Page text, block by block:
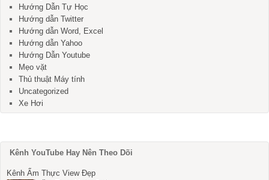
Hướng Dẫn Tự Học
Hướng dẫn Twitter
Hướng dẫn Word, Excel
Hướng dẫn Yahoo
Hướng Dẫn Youtube
Mẹo vặt
Thủ thuật Máy tính
Uncategorized
Xe Hơi
Kênh YouTube Hay Nên Theo Dõi
Kênh Ẩm Thực View Đẹp